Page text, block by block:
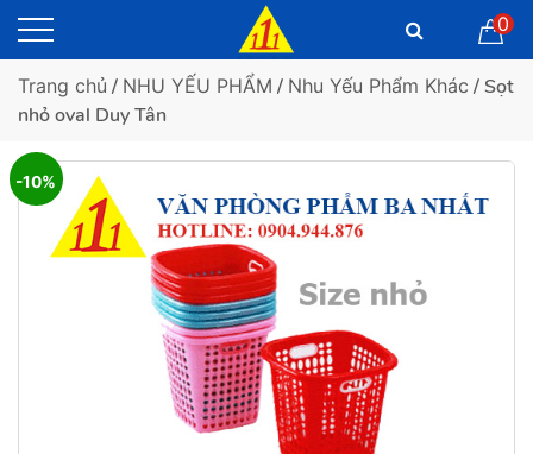
0
Trang chủ / NHU YẾU PHẨM / Nhu Yếu Phẩm Khác / Sọt
nhỏ oval Duy Tân
-10%